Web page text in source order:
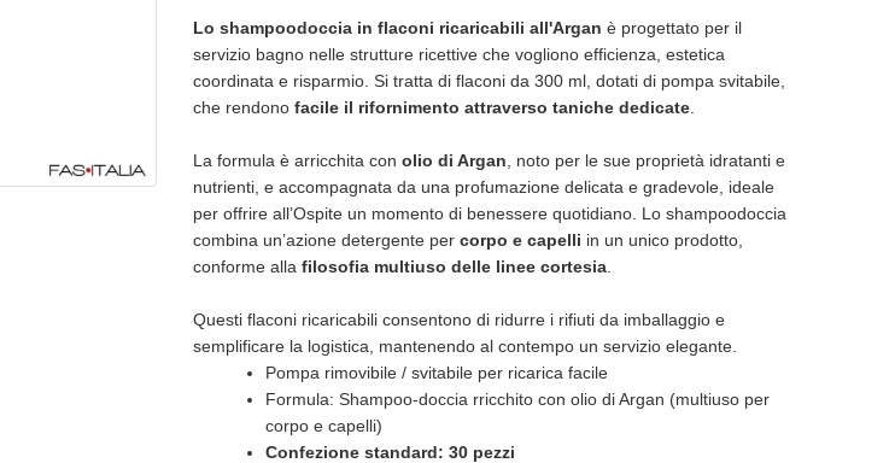
Lo shampoodoccia in flaconi ricaricabili all'Argan è progettato per il
servizio bagno nelle strutture ricettive che vogliono efficienza, estetica
coordinata e risparmio. Si tratta di flaconi da 300 ml, dotati di pompa svitabile,
che rendono facile il rifornimento attraverso taniche dedicate
La formula è arricchita con olio di Argan , noto per le sue proprietà idratanti e
nutrienti, e accompagnata da una profumazione delicata e gradevole, ideale
per offrire all’Ospite un momento di benessere quotidiano. Lo shampoodoccia
combina un’azione detergente per corpo e capelli in un unico prodotto,
conforme alla filosofia multiuso delle linee cortesia
Questi flaconi ricaricabili consentono di ridurre i rifiuti da imballaggio e
semplificare la logistica, mantenendo al contempo un servizio elegante.
Pompa rimovibile / svitabile per ricarica facile
Formula: Shampoo-doccia rricchito con olio di Argan (multiuso per
corpo e capelli)
Confezione standard: 30 pezzi